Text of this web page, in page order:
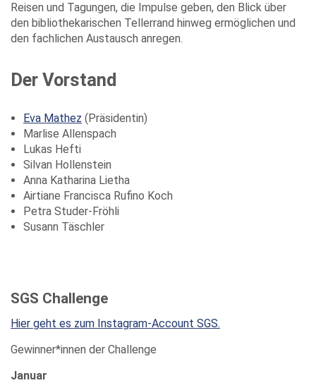
Reisen und Tagungen, die Impulse geben, den Blick über
den bibliothekarischen Tellerrand hinweg ermöglichen und
den fachlichen Austausch anregen.
Der Vorstand
Eva Mathez (Präsidentin)
Marlise Allenspach
Lukas Hefti
Silvan Hollenstein
Anna Katharina Lietha
Airtiane Francisca Rufino Koch
Petra Studer-Fröhli
Susann Täschler
SGS Challenge
Hier geht es zum Instagram-Account SGS.
Gewinner*innen der Challenge
Januar